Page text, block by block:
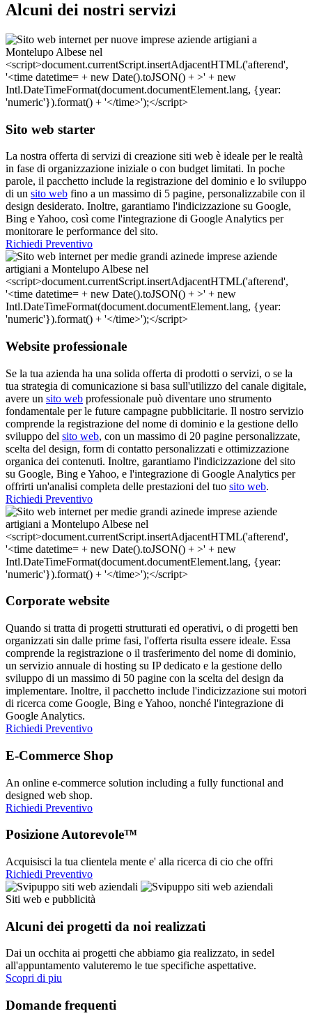
Alcuni dei nostri servizi
Sito web starter
La nostra offerta di servizi di creazione siti web è ideale per le realtà
in fase di organizzazione iniziale o con budget limitati. In poche
parole, il pacchetto include la registrazione del dominio e lo sviluppo
di un sito web fino a un massimo di 5 pagine, personalizzabile con il
design desiderato. Inoltre, garantiamo l'indicizzazione su Google,
Bing e Yahoo, così come l'integrazione di Google Analytics per
monitorare le performance del sito.
Richiedi Preventivo
Website professionale
Se la tua azienda ha una solida offerta di prodotti o servizi, o se la
tua strategia di comunicazione si basa sull'utilizzo del canale digitale,
avere un sito web professionale può diventare uno strumento
fondamentale per le future campagne pubblicitarie. Il nostro servizio
comprende la registrazione del nome di dominio e la gestione dello
sviluppo del sito web, con un massimo di 20 pagine personalizzate,
scelta del design, form di contatto personalizzati e ottimizzazione
organica dei contenuti. Inoltre, garantiamo l'indicizzazione del sito
su Google, Bing e Yahoo, e l'integrazione di Google Analytics per
offrirti un'analisi completa delle prestazioni del tuo sito web.
Richiedi Preventivo
Corporate website
Quando si tratta di progetti strutturati ed operativi, o di progetti ben
organizzati sin dalle prime fasi, l'offerta risulta essere ideale. Essa
comprende la registrazione o il trasferimento del nome di dominio,
un servizio annuale di hosting su IP dedicato e la gestione dello
sviluppo di un massimo di 50 pagine con la scelta del design da
implementare. Inoltre, il pacchetto include l'indicizzazione sui motori
di ricerca come Google, Bing e Yahoo, nonché l'integrazione di
Google Analytics.
Richiedi Preventivo
E-Commerce Shop
An online e-commerce solution including a fully functional and
designed web shop.
Richiedi Preventivo
Posizione Autorevole™
Acquisisci la tua clientela mente e' alla ricerca di cio che offri
Richiedi Preventivo
Siti web e pubblicità
Alcuni dei progetti da noi realizzati
Dai un occhita ai progetti che abbiamo gia realizzato, in sedel
all'appuntamento valuteremo le tue specifiche aspettative.
Scopri di piu
Domande frequenti